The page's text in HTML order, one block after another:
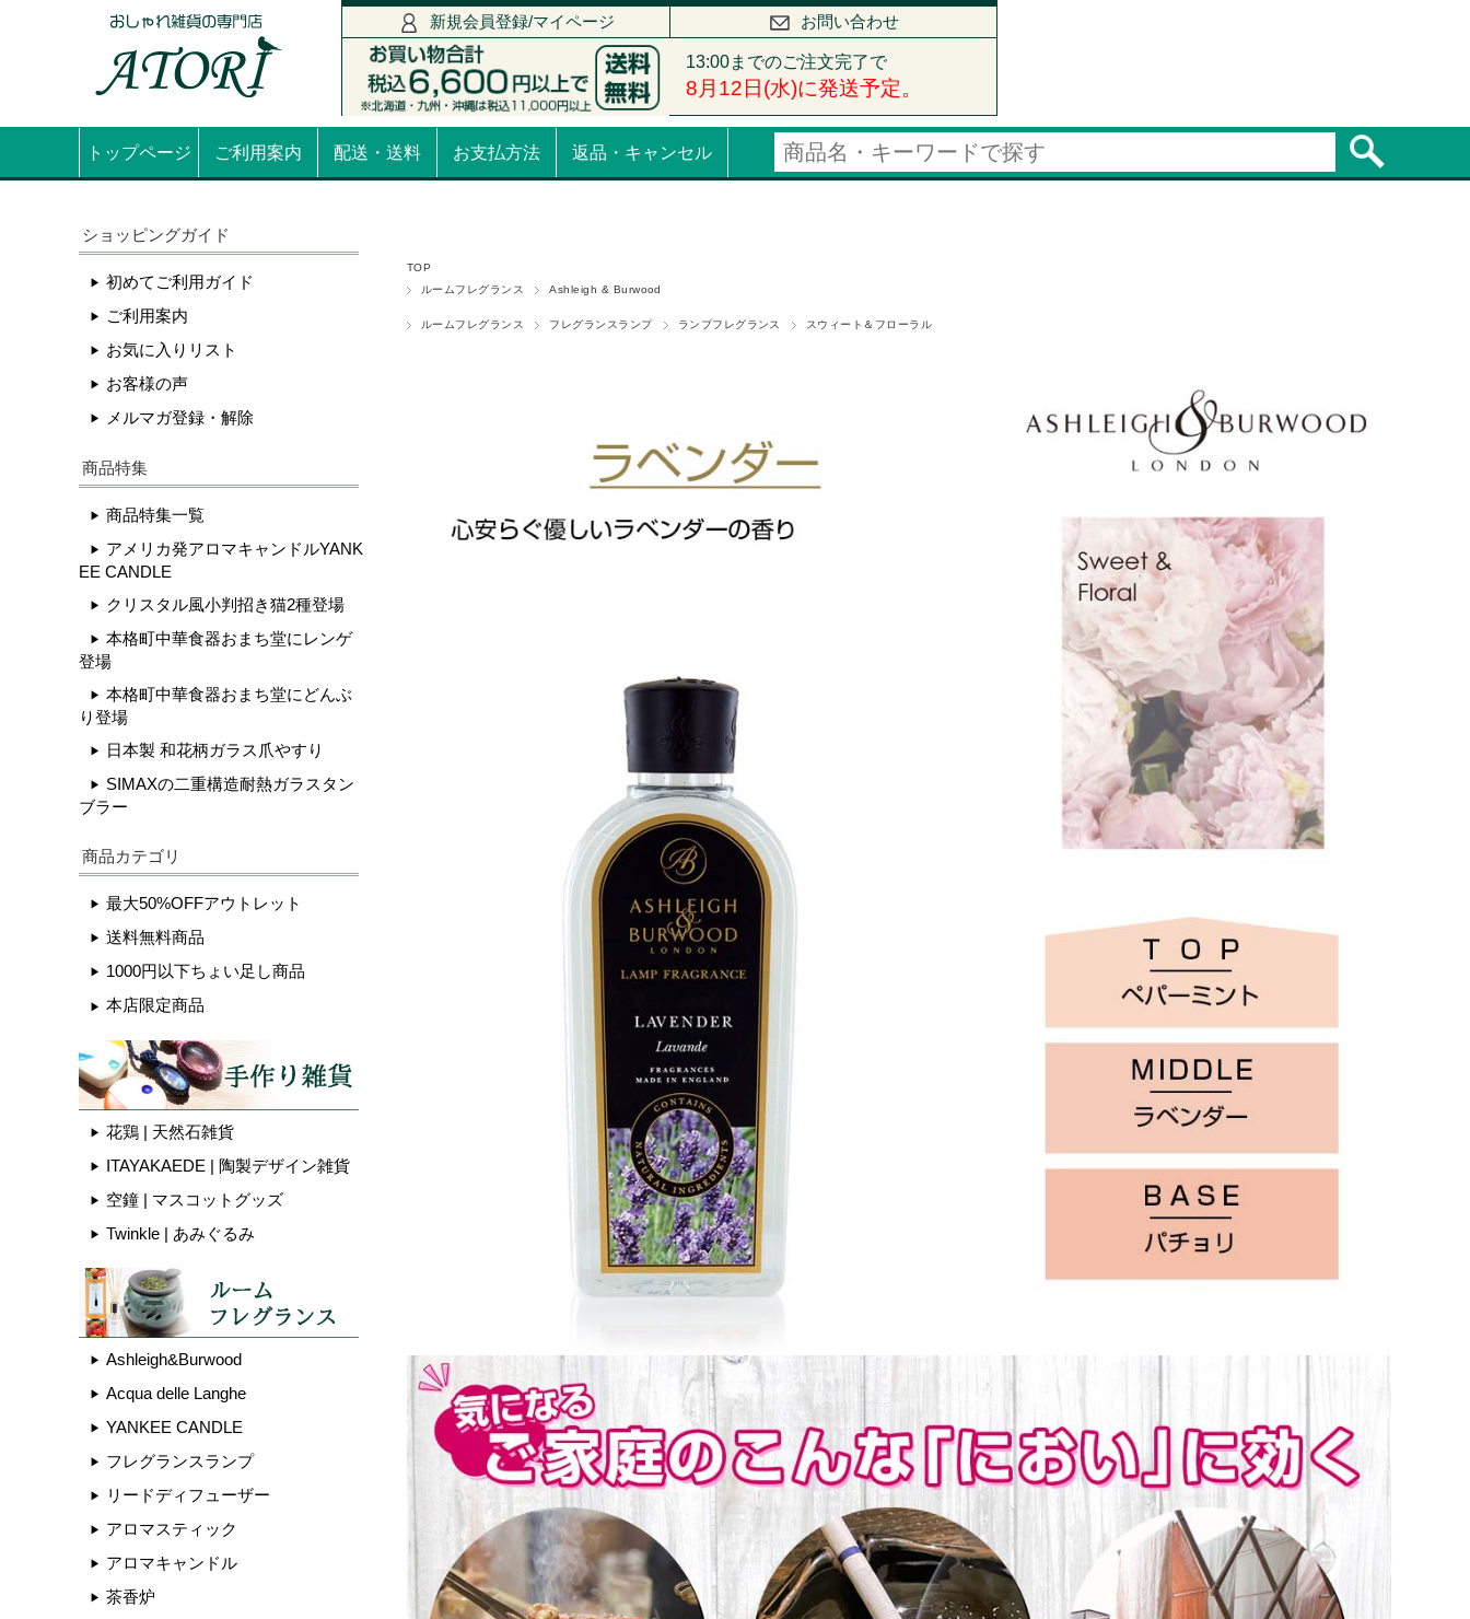
新規会員登録/マイページ お問い合わせ
トップページ ご利用案内 配送・送料 お支払方法 返品・キャンセル
TOP
ルームフレグランス
Ashleigh & Burwood
ルームフレグランス フレグランスランプ ランプフレグランス スウィート＆フローラル
ショッピングガイド
初めてご利用ガイド
ご利用案内
お気に入りリスト
お客様の声
メルマガ登録・解除
商品特集
商品特集一覧
アメリカ発アロマキャンドルYANK
EE CANDLE
クリスタル風小判招き猫2種登場
本格町中華食器おまち堂にレンゲ
登場
本格町中華食器おまち堂にどんぶ
り登場
日本製 和花柄ガラス爪やすり
SIMAXの二重構造耐熱ガラスタン
ブラー
商品カテゴリ
最大50%OFFアウトレット
送料無料商品
1000円以下ちょい足し商品
本店限定商品
花鶏 | 天然石雑貨
ITAYAKAEDE | 陶製デザイン雑貨
空鐘 | マスコットグッズ
Twinkle | あみぐるみ
Ashleigh&Burwood
Acqua delle Langhe
YANKEE CANDLE
フレグランスランプ
リードディフューザー
アロマスティック
アロマキャンドル
茶香炉